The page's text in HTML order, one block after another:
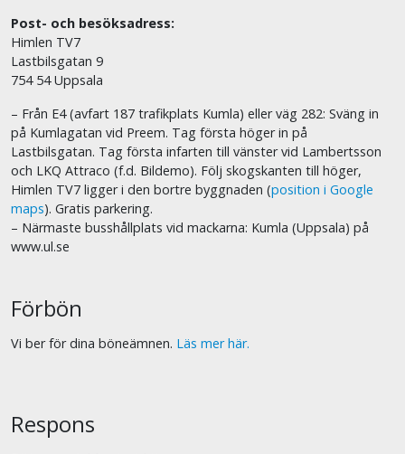
Post- och besöksadress:
Himlen TV7
Lastbilsgatan 9
754 54 Uppsala
– Från E4 (avfart 187 trafikplats Kumla) eller väg 282: Sväng in
på Kumlagatan vid Preem. Tag första höger in på
Lastbilsgatan. Tag första infarten till vänster vid Lambertsson
och LKQ Attraco (f.d. Bildemo). Följ skogskanten till höger,
Himlen TV7 ligger i den bortre byggnaden (position i Google
maps). Gratis parkering.
– Närmaste busshållplats vid mackarna: Kumla (Uppsala) på
www.ul.se
Förbön
Vi ber för dina böneämnen. Läs mer här.
Respons